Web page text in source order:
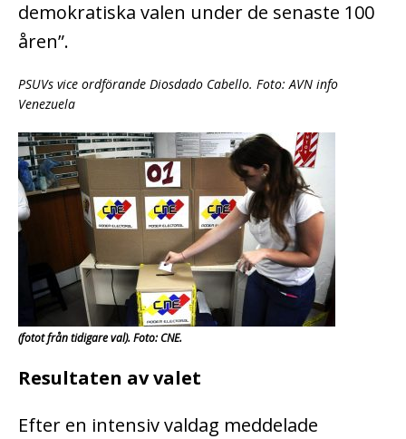
demokratiska valen under de senaste 100
åren”.
PSUVs vice ordförande Diosdado Cabello. Foto: AVN info
Venezuela
(fotot från tidigare val). Foto: CNE.
Resultaten av valet
Efter en intensiv valdag meddelade